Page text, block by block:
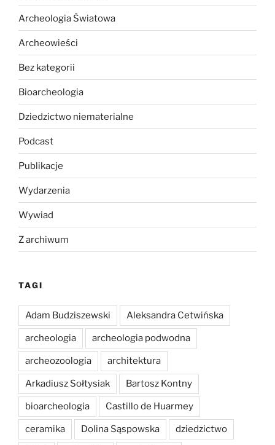
Archeologia Światowa
Archeowieści
Bez kategorii
Bioarcheologia
Dziedzictwo niematerialne
Podcast
Publikacje
Wydarzenia
Wywiad
Z archiwum
TAGI
Adam Budziszewski Aleksandra Cetwińska
archeologia archeologia podwodna
archeozoologia architektura
Arkadiusz Sołtysiak Bartosz Kontny
bioarcheologia Castillo de Huarmey
ceramika Dolina Sąspowska dziedzictwo